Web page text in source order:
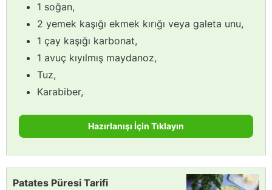
1 soğan,
2 yemek kaşığı ekmek kırığı veya galeta unu,
1 çay kaşığı karbonat,
1 avuç kıyılmış maydanoz,
Tuz,
Karabiber,
Hazırlanışı İçin Tıklayın
Patates Püresi Tarifi